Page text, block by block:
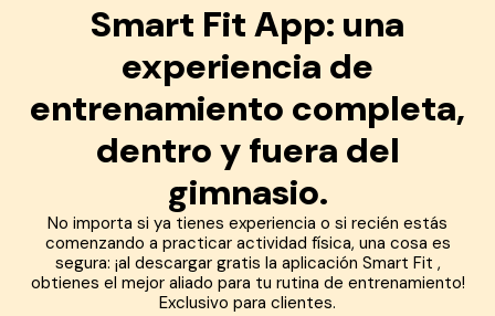
Smart Fit App: una
experiencia de
entrenamiento completa,
dentro y fuera del
gimnasio.
No importa si ya tienes experiencia o si recién estás
comenzando a practicar actividad física, una cosa es
segura: ¡al descargar gratis la aplicación Smart Fit ,
obtienes el mejor aliado para tu rutina de entrenamiento!
Exclusivo para clientes.